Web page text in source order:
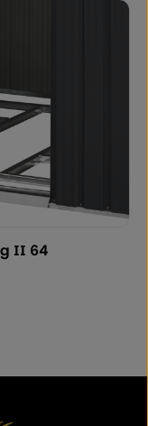
Bewertung von 0
II 64